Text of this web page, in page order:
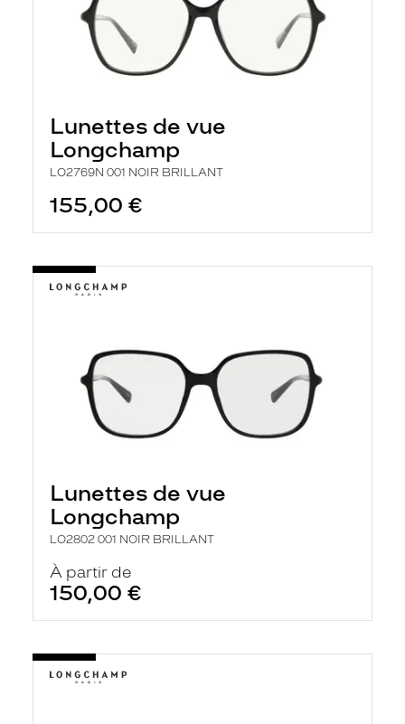
Lunettes de vue
Longchamp
LO2769N 001 NOIR BRILLANT
155,00 €
Lunettes de vue
Longchamp
LO2802 001 NOIR BRILLANT
À partir de
150,00 €